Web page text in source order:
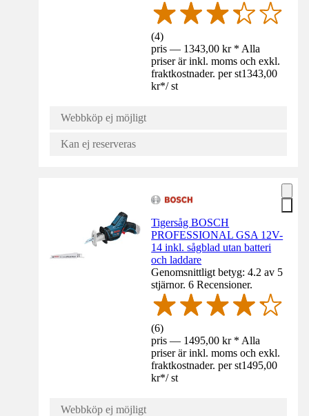
(4)
pris — 1343,00 kr * Alla
priser är inkl. moms och exkl.
fraktkostnader. per st1343,00
kr*/ st
Webbköp ej möjligt
Kan ej reserveras
Tigersåg BOSCH
PROFESSIONAL GSA 12V-
14 inkl. sågblad utan batteri
och laddare
Genomsnittligt betyg: 4.2 av 5
stjärnor. 6 Recensioner.
(6)
pris — 1495,00 kr * Alla
priser är inkl. moms och exkl.
fraktkostnader. per st1495,00
kr*/ st
Webbköp ej möjligt